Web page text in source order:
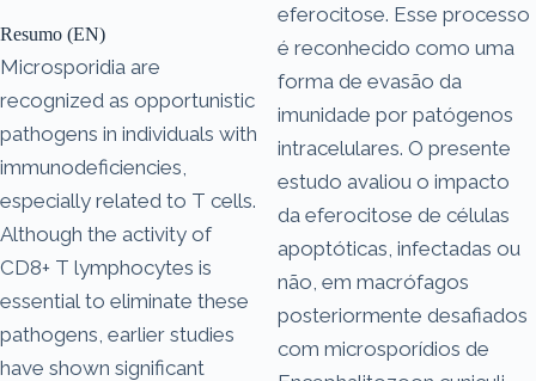
Resumo (EN)
Microsporidia are
recognized as opportunistic
pathogens in individuals with
immunodeficiencies,
especially related to T cells.
Although the activity of
CD8+ T lymphocytes is
essential to eliminate these
pathogens, earlier studies
have shown significant
eferocitose. Esse processo
é reconhecido como uma
forma de evasão da
imunidade por patógenos
intracelulares. O presente
estudo avaliou o impacto
da eferocitose de células
apoptóticas, infectadas ou
não, em macrófagos
posteriormente desafiados
com microsporídios de